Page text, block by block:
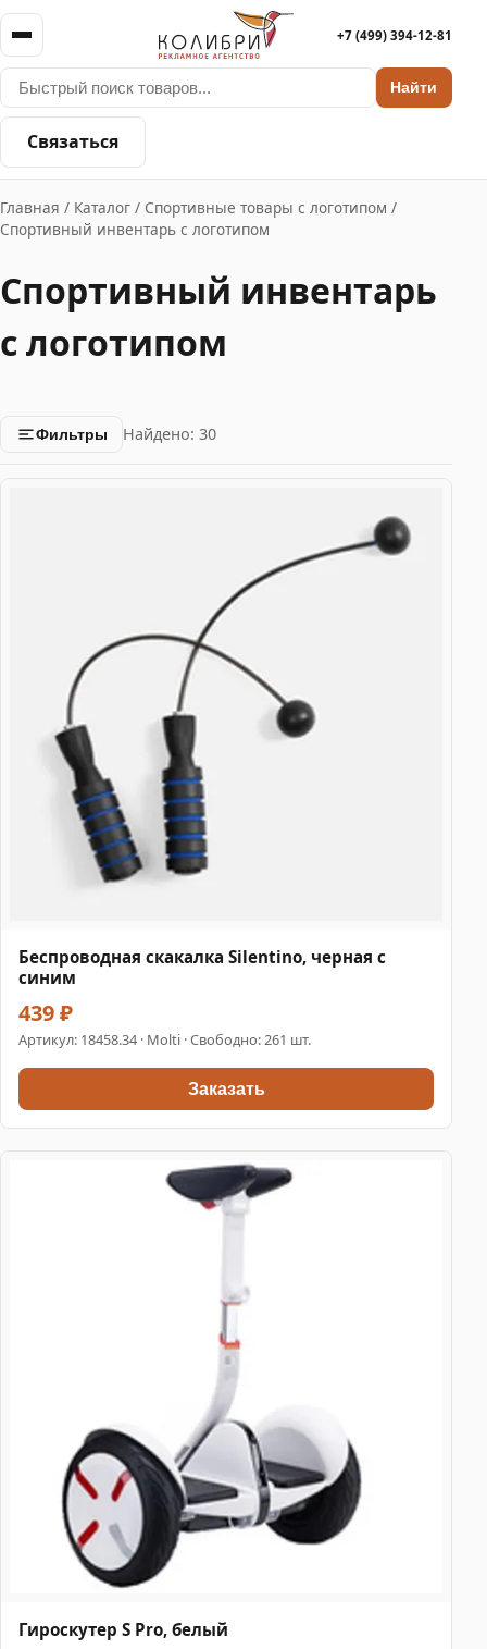
Найти
+7 (499) 394-12-81
Связаться
Главная / Каталог / Спортивные товары с логотипом /
Спортивный инвентарь с логотипом
Спортивный инвентарь
с логотипом
Фильтры Найдено: 30
Беспроводная скакалка Silentino, черная с
синим
439 ₽
Артикул: 18458.34 · Molti · Свободно: 261 шт.
Заказать
Гироскутер S Pro, белый